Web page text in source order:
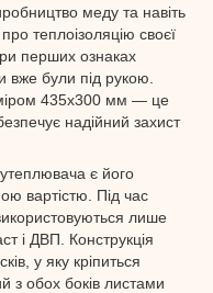
меду та навіть
теплоізоляцію своєї
перших ознаках
вже були під рукою.
435х300 мм — це
надійний захист
є його
вартістю. Під час
лише
і ДВП. Конструкція
у яку кріпиться
з обох боків листами